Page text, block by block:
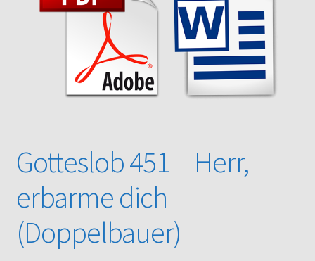
Gotteslob alt / neu
Über uns
Gotteslob 451 Herr,
erbarme dich
(Doppelbauer)